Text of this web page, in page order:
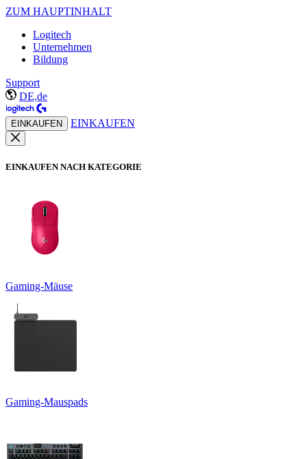
ZUM HAUPTINHALT
Logitech
Unternehmen
Bildung
Support
DE,de
EINKAUFEN EINKAUFEN
EINKAUFEN NACH KATEGORIE
Gaming-Mäuse
Gaming-Mauspads